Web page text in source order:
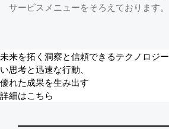
サービスメニューをそろえております。
未来を拓く洞察と信頼できるテクノロジー
い思考と迅速な行動、
優れた成果を生み出す
詳細はこちら